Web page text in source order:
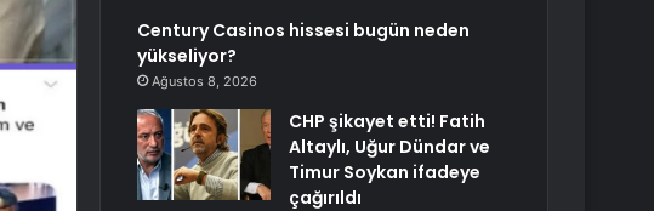
Century Casinos hissesi bugün neden
yükseliyor?
Ağustos 8, 2026
CHP şikayet etti! Fatih
Altaylı, Uğur Dündar ve
Timur Soykan ifadeye
çağırıldı